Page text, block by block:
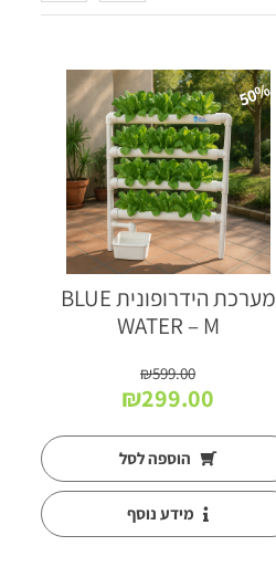
50%
מערכת הידרופונית BLUE
WATER – M
₪599.00
המחיר
היה:
₪599.00.
₪299.00
הוא:
₪299.00.הוספה לסל
מידע נוסף